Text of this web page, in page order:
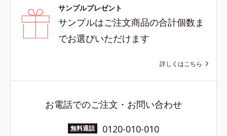
サンプルプレゼント
サンプルはご注文商品の合計個数ま
でお選びいただけます
詳しくはこちら
お電話でのご注文・お問い合わせ
無料通話 0120-010-010